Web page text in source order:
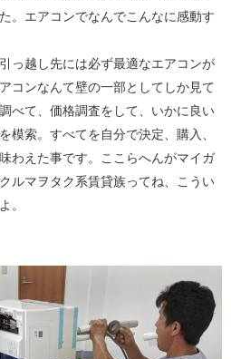
。エアコンでなんでこんなに感動す
っ越し先には必ず最適なエアコンが
コンなんて壁の一部としてしか見て
べて、価格調査をして、いかに良い
模索。すべてを自分で決定、購入、
わえた事です。ここらへんがマイガ
ルマヲタク系賃貸族ってね、こうい
。